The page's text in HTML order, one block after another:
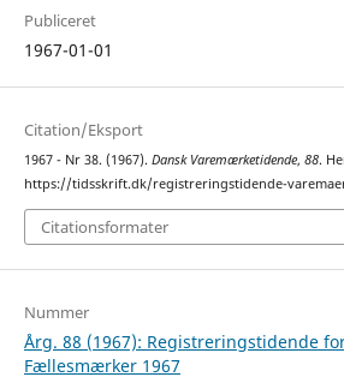
Publiceret
1967-01-01
Citation/Eksport
1967 - Nr 38. (1967). Dansk Varemærketidende, 88.
https://tidsskrift.dk/registreringstidende-
Citationsformater
Nummer
Årg. 88 (1967): Registreringstidende
Fællesmærker 1967